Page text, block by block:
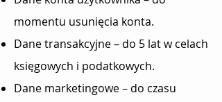
momentu usunięcia konta.
Dane transakcyjne – do 5 lat w celach
księgowych i podatkowych.
Dane marketingowe – do czasu